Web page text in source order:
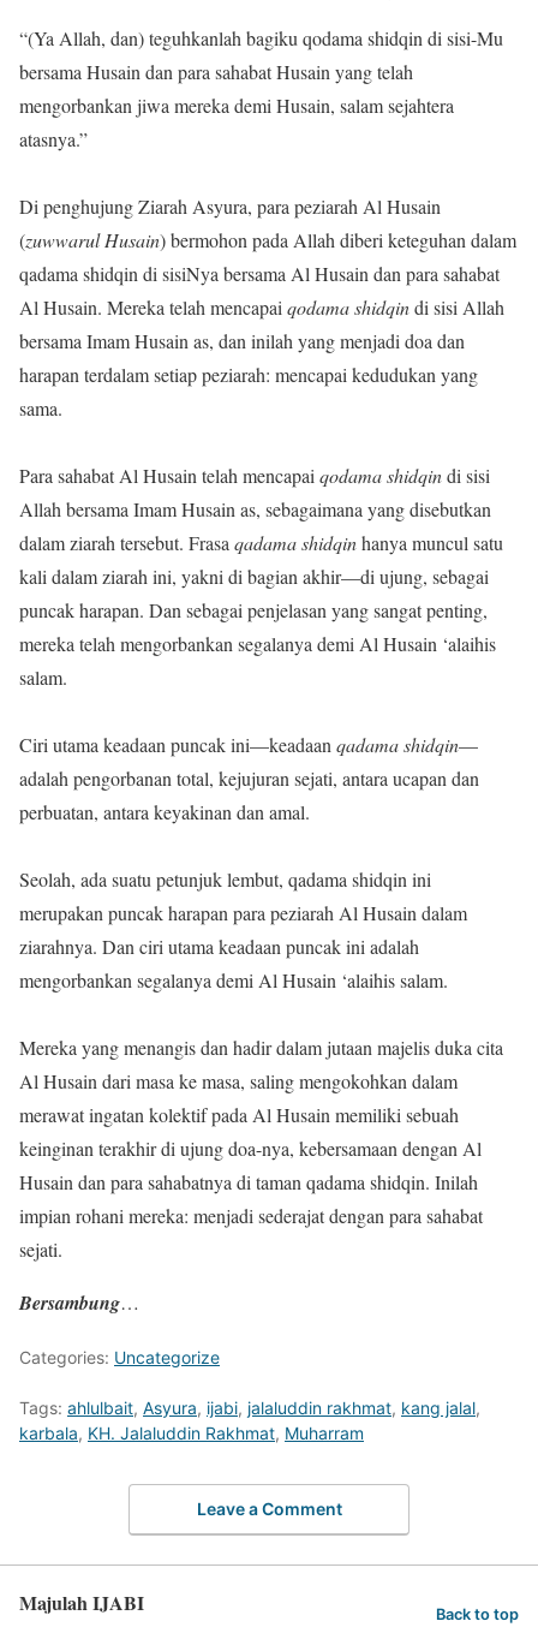
“(Ya Allah, dan) teguhkanlah bagiku qodama shidqin di sisi-Mu
bersama Husain dan para sahabat Husain yang telah
mengorbankan jiwa mereka demi Husain, salam sejahtera
atasnya.”
Di penghujung Ziarah Asyura, para peziarah Al Husain
(zuwwarul Husain) bermohon pada Allah diberi keteguhan dalam
qadama shidqin di sisiNya bersama Al Husain dan para sahabat
Al Husain. Mereka telah mencapaiqodama shidqindi sisi Allah
bersama Imam Husain as, dan inilah yang menjadi doa dan
harapan terdalam setiap peziarah: mencapai kedudukan yang
sama.
Para sahabat Al Husain telah mencapaiqodama shidqindi sisi
Allah bersama Imam Husain as, sebagaimana yang disebutkan
dalam ziarah tersebut. Frasaqadama shidqinhanya muncul satu
kali dalam ziarah ini, yakni di bagian akhir—di ujung, sebagai
puncak harapan. Dan sebagai penjelasan yang sangat penting,
mereka telah mengorbankan segalanya demi Al Husain ‘alaihis
salam.
Ciri utama keadaan puncak ini—keadaanqadama shidqin—
adalah pengorbanan total, kejujuran sejati, antara ucapan dan
perbuatan, antara keyakinan dan amal.
Seolah, ada suatu petunjuk lembut, qadama shidqin ini
merupakan puncak harapan para peziarah Al Husain dalam
ziarahnya. Dan ciri utama keadaan puncak ini adalah
mengorbankan segalanya demi Al Husain ‘alaihis salam.
Mereka yang menangis dan hadir dalam jutaan majelis duka cita
Al Husain dari masa ke masa, saling mengokohkan dalam
merawat ingatan kolektif pada Al Husain memiliki sebuah
keinginan terakhir di ujung doa-nya, kebersamaan dengan Al
Husain dan para sahabatnya di taman qadama shidqin. Inilah
impian rohani mereka: menjadi sederajat dengan para sahabat
sejati.
Bersambung…
Categories: Uncategorize
Tags: ahlulbait, Asyura, ijabi, jalaluddin rakhmat, kang jalal,
karbala, KH. Jalaluddin Rakhmat, Muharram
Leave a Comment
Majulah IJABI Back to top